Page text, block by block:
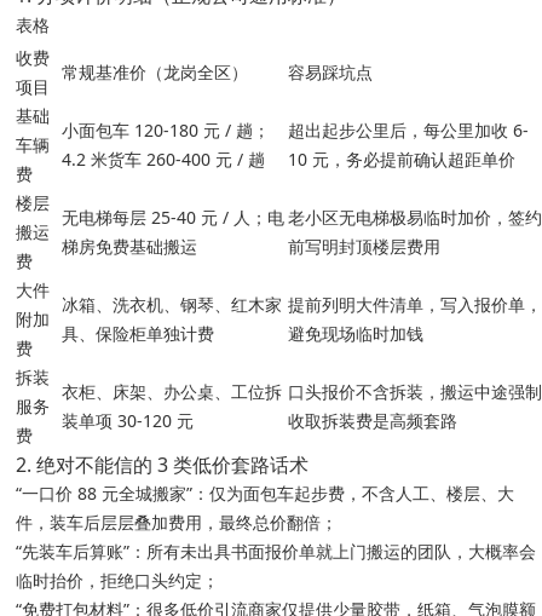
表格
收费
项目
常规基准价（龙岗全区）
容易踩坑点
基础
车辆
费
小面包车 120-180 元 / 趟；
4.2 米货车 260-400 元 / 趟
超出起步公里后，每公里加收 6-
10 元，务必提前确认超距单价
楼层
搬运
费
无电梯每层 25-40 元 / 人；电
梯房免费基础搬运
老小区无电梯极易临时加价，签约
前写明封顶楼层费用
大件
附加
费
冰箱、洗衣机、钢琴、红木家
具、保险柜单独计费
提前列明大件清单，写入报价单，
避免现场临时加钱
拆装
服务
费
衣柜、床架、办公桌、工位拆
装单项 30-120 元
口头报价不含拆装，搬运中途强制
收取拆装费是高频套路
2. 绝对不能信的 3 类低价套路话术
“一口价 88 元全城搬家”：仅为面包车起步费，不含人工、楼层、大
件，装车后层层叠加费用，最终总价翻倍；
“先装车后算账”：所有未出具书面报价单就上门搬运的团队，大概率会
临时抬价，拒绝口头约定；
“免费打包材料”：很多低价引流商家仅提供少量胶带，纸箱、气泡膜额